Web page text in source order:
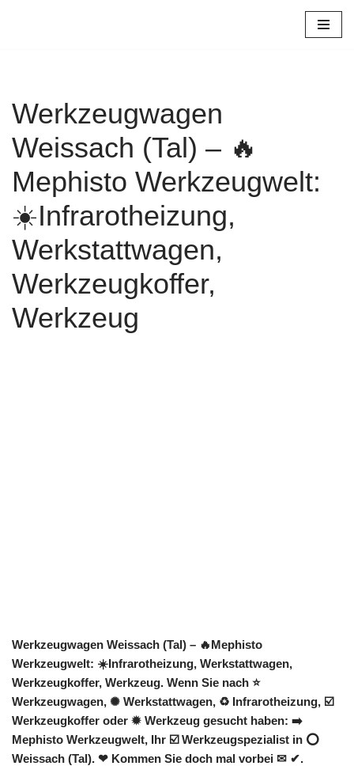
Werkzeugwagen
Weissach (Tal) – 🔥
Mephisto Werkzeugwelt:
☀️Infrarotheizung,
Werkstattwagen,
Werkzeugkoffer,
Werkzeug
Werkzeugwagen Weissach (Tal) – 🔥Mephisto
Werkzeugwelt: ☀️Infrarotheizung, Werkstattwagen,
Werkzeugkoffer, Werkzeug. Wenn Sie nach ⭐
Werkzeugwagen, ✺ Werkstattwagen, ♻ Infrarotheizung, ☑️
Werkzeugkoffer oder ✹ Werkzeug gesucht haben: ➡️
Mephisto Werkzeugwelt, Ihr ☑️ Werkzeugspezialist in ⭕
Weissach (Tal). ❤ Kommen Sie doch mal vorbei ✉ ✔.